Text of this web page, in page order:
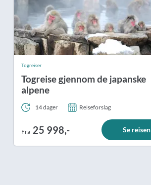
Togreiser
Togreise gjennom de japanske
alpene
14 dager Reiseforslag
Fra 25 998,- Se reisen